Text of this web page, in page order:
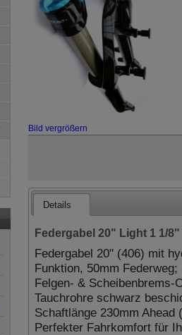
Bild vergrößern
Details
Federgabel 20" Light 1 1/
Federgabel 20" (406) mit
Funktion, 50mm
Felgen- & Scheibenbrems-
Tauchrohre schwarz
Schaftlänge 230mm
Perfekter Fahrkomfort für